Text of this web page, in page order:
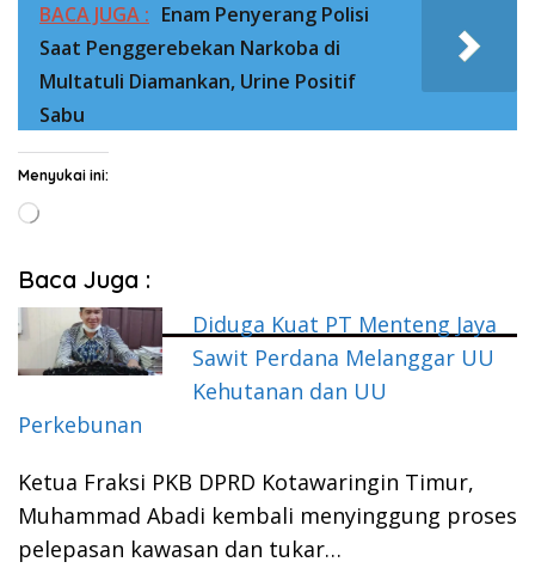
BACA JUGA : Enam Penyerang Polisi
Saat Penggerebekan Narkoba di
Multatuli Diamankan, Urine Positif
Sabu
Menyukai ini:
Memuat...
Baca Juga :
Diduga Kuat PT Menteng Jaya
Sawit Perdana Melanggar UU
Kehutanan dan UU
Perkebunan
Ketua Fraksi PKB DPRD Kotawaringin Timur,
Muhammad Abadi kembali menyinggung proses
pelepasan kawasan dan tukar…